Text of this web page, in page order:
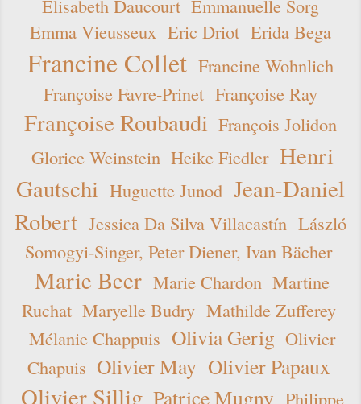
Elisabeth Daucourt Emmanuelle Sorg
Emma Vieusseux Eric Driot Erida Bega
Francine Collet Francine Wohnlich
Françoise Favre-Prinet Françoise Ray
Françoise Roubaudi François Jolidon
Glorice Weinstein Heike Fiedler Henri
Gautschi Huguette Junod Jean-Daniel
Robert Jessica Da Silva Villacastín László
Somogyi-Singer, Peter Diener, Ivan Bächer
Marie Beer Marie Chardon Martine
Ruchat Maryelle Budry Mathilde Zufferey
Mélanie Chappuis Olivia Gerig Olivier
Chapuis Olivier May Olivier Papaux
Olivier Sillig Patrice Mugny Philippe